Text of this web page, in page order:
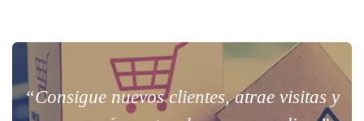
“Consigue nuevos clientes, atrae visitas y